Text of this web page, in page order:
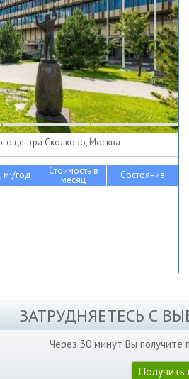
центра Сколково, Москва
м2/год Стоимость в
месяц Состояние
ЗАТРУДНЯЕТЕСЬ С
Через 30 минут Вы
Получить